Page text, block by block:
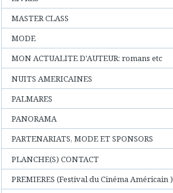
MASTER CLASS
MODE
MON ACTUALITE D'AUTEUR: romans etc
NUITS AMERICAINES
PALMARES
PANORAMA
PARTENARIATS, MODE ET SPONSORS
PLANCHE(S) CONTACT
PREMIERES (Festival du Cinéma Américain )